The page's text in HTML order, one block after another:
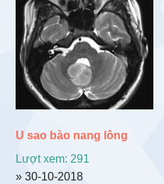
U sao bào nang lông
Lượt xem: 291
» 30-10-2018